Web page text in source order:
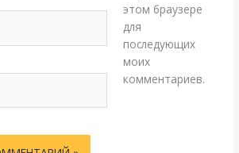
этом браузере
для
последующих
моих
комментариев.